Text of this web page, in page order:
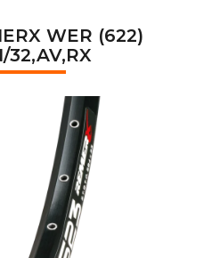
hvězdiček.
WER (622)
32,AV,RX